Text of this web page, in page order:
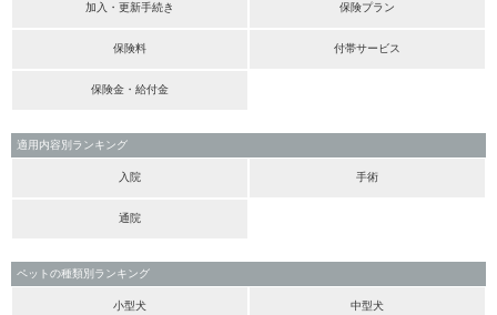
加入・更新手続き 保険プラン
保険料 付帯サービス
保険金・給付金
適用内容別ランキング
入院 手術
通院
ペットの種類別ランキング
小型犬 中型犬